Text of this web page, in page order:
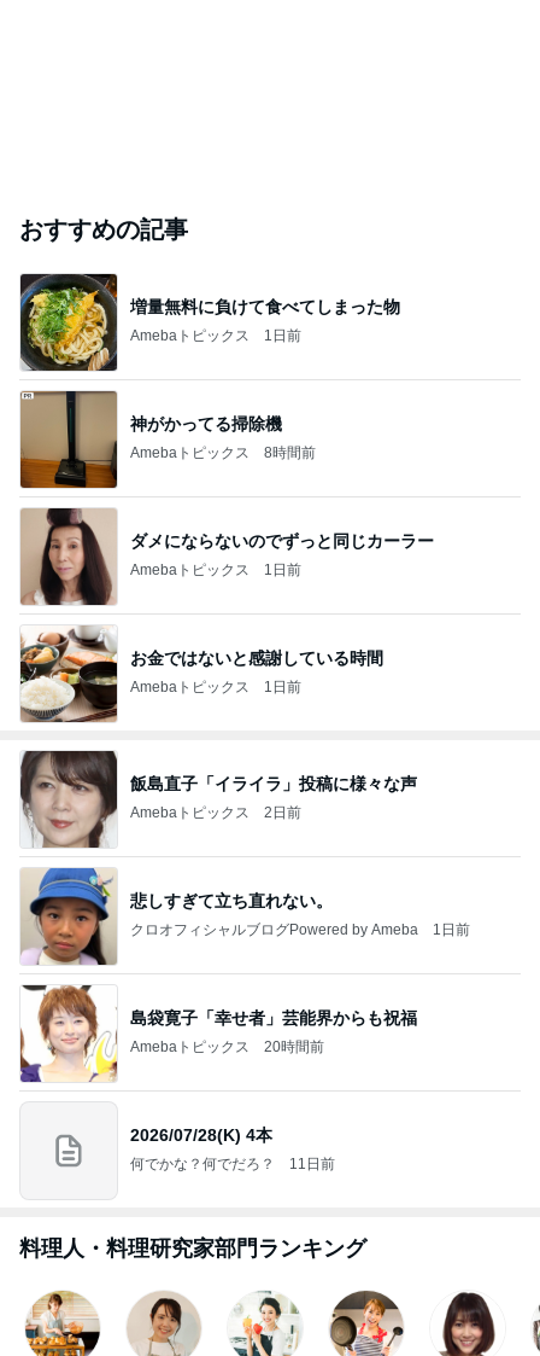
おすすめの記事
増量無料に負けて食べてしまった物
Amebaトピックス 1日前
神がかってる掃除機
Amebaトピックス 8時間前
ダメにならないのでずっと同じカーラー
Amebaトピックス 1日前
お金ではないと感謝している時間
Amebaトピックス 1日前
飯島直子「イライラ」投稿に様々な声
Amebaトピックス 2日前
悲しすぎて立ち直れない。
クロオフィシャルブログPowered by Ameba 1日前
島袋寛子「幸せ者」芸能界からも祝福
Amebaトピックス 20時間前
2026/07/28(K) 4本
何でかな？何でだろ？ 11日前
料理人・料理研究家部門ランキング